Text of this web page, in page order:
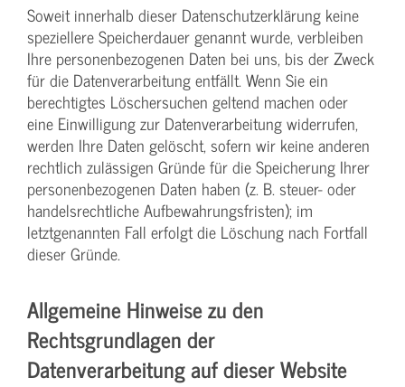
Soweit innerhalb dieser Datenschutzerklärung keine
speziellere Speicherdauer genannt wurde, verbleiben
Ihre personenbezogenen Daten bei uns, bis der Zweck
für die Datenverarbeitung entfällt. Wenn Sie ein
berechtigtes Löschersuchen geltend machen oder
eine Einwilligung zur Datenverarbeitung widerrufen,
werden Ihre Daten gelöscht, sofern wir keine anderen
rechtlich zulässigen Gründe für die Speicherung Ihrer
personenbezogenen Daten haben (z. B. steuer- oder
handelsrechtliche Aufbewahrungsfristen); im
letztgenannten Fall erfolgt die Löschung nach Fortfall
dieser Gründe.
Allgemeine Hinweise zu den
Rechtsgrundlagen der
Datenverarbeitung auf dieser Website